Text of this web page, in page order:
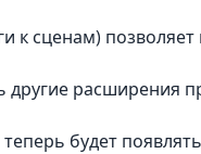
к сценам)
расширения
будет